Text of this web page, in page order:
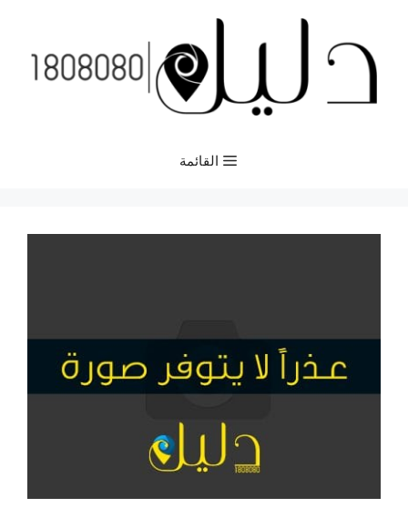
المحتوى
القائمة